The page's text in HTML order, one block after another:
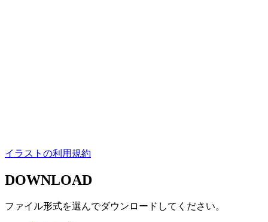
イラストの利用規約
DOWNLOAD
ファイル形式を選んでダウンロードしてください。